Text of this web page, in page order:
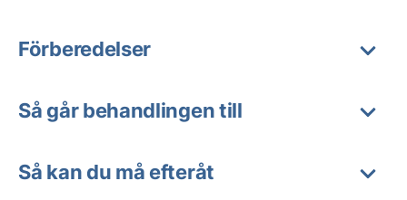
Förberedelser
Så går behandlingen till
Så kan du må efteråt